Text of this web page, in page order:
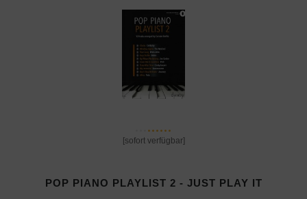
[sofort verfügbar]
POP PIANO PLAYLIST 2 - JUST PLAY IT